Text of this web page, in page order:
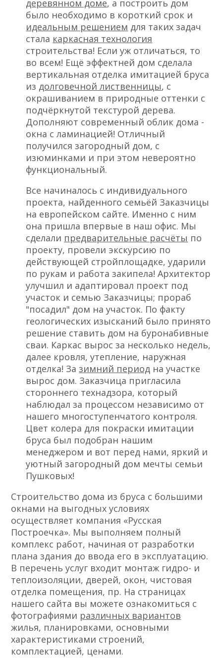
деревянном доме, а построить дом
было необходимо в короткий срок и
идеальным решением для таких задач
стала каркасная технология
строительства! Если уж отличаться, то
во всем! Ещё эффектней дом сделала
вертикальная отделка имитацией бруса
из долговечной лиственницы, с
окрашиванием в природные оттенки с
подчёркнутой текстурой дерева.
Дополняют современный облик дома -
окна с ламинацией! Отличный
получился загородный дом, с
изюминками и при этом невероятно
функциональный.
Все начиналось с индивидуального
проекта, найденного семьёй Заказчицы
на европейском сайте. Именно с ним
она пришла впервые в наш офис. Мы
сделали предварительные расчёты по
проекту, провели экскурсию по
действующей стройплощадке, ударили
по рукам и работа закипела! Архитектор
улучшил и адаптировал проект под
участок и семью Заказчицы; прораб
"посадил" дом на участок. По факту
геологических изысканий было принято
решение ставить дом на буронабивные
сваи. Каркас вырос за несколько недель,
далее кровля, утепление, наружная
отделка! Зазимний период на участке
вырос дом. Заказчица пригласила
стороннего технадзора, который
наблюдал за процессом независимо от
нашего многоступенчатого контроля.
Цвет колера для покраски имитации
бруса был подобран нашим
менеджером и вот перед нами, яркий и
уютный загородный дом мечты семьи
Пушковых!
Строительство дома из бруса с большими
окнами на выгодных условиях
осуществляет компания «Русская
Построечка». Мы выполняем полный
комплекс работ, начиная от разработки
плана здания до ввода его в эксплуатацию.
В перечень услуг входит монтаж гидро- и
теплоизоляции, дверей, окон, чистовая
отделка помещения, пр. На страницах
нашего сайта вы можете ознакомиться с
фотографиями различных вариантов
жилья, планировками, основными
характеристиками строений,
комплектацией, ценами.